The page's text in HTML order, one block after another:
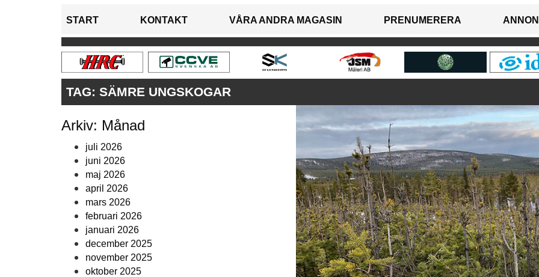
START KONTAKT VÅRA ANDRA MAGASIN PRENUMERERA
TAG: SÄMRE UNGSKOGAR
Arkiv: Månad
juli 2026
juni 2026
maj 2026
april 2026
mars 2026
februari 2026
januari 2026
december 2025
november 2025
oktober 2025